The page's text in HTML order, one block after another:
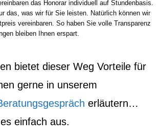
das Honorar individuell auf Stundenbasis.
das, was wir für Sie leisten. Natürlich können wir
vereinbaren. So haben Sie volle Transparenz
bleiben Ihnen erspart.
bietet dieser Weg Vorteile für
gerne in unserem
erläutern…
einfach aus.